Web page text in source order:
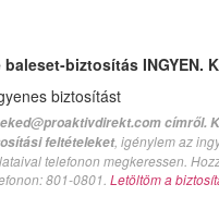
biztosítás INGYEN.
biztosítást
címről.
feltételeket, igénylem az
telefonon megkeressen.
801-0801. Letöltöm a